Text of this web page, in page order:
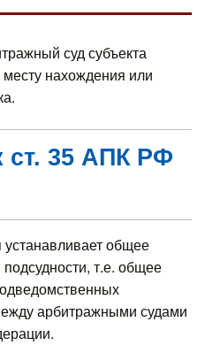
суд субъекта
нахождения или
ст. 35 АПК РФ
общее
т.е. общее
арбитражными судами